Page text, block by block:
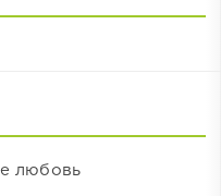
любовь